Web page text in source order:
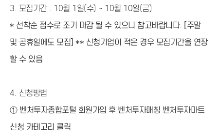
3. 모집기간 : 10월 1일(수) ~ 10월 10일(금)
* 선착순 접수로 조기 마감 될 수 있으니 참고바랍니다. [주말
및 공휴일에도 모집] ** 신청기업이 적은 경우 모집기간을 연장
할 수 있음
4. 신청방법
① 벤처투자종합포털 회원가입 후 벤처투자매칭 벤처투자마트
신청 카테고리 클릭